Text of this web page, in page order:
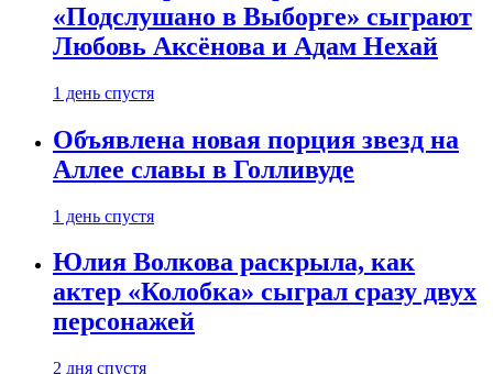
«Подслушано в Выборге» сыграют
Любовь Аксёнова и Адам Нехай
1 день спустя
Объявлена новая порция звезд на
Аллее славы в Голливуде
1 день спустя
Юлия Волкова раскрыла, как
актер «Колобка» сыграл сразу двух
персонажей
2 дня спустя